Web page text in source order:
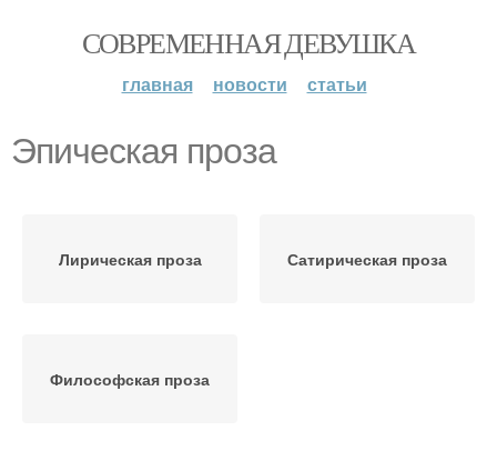
СОВРЕМЕННАЯ ДЕВУШКА
главная новости статьи
Эпическая проза
Лирическая проза Сатирическая проза
Философская проза